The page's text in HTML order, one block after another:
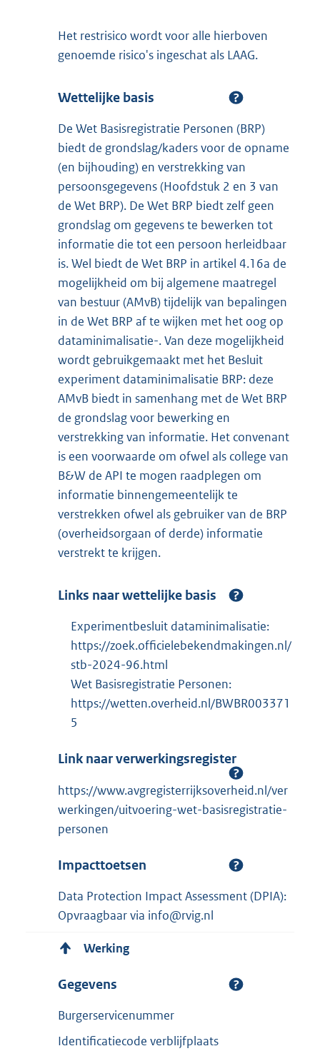
Het restrisico wordt voor alle hierboven
genoemde risico's ingeschat als LAAG.
Wettelijke basis
De Wet Basisregistratie Personen (BRP)
biedt de grondslag/kaders voor de opname
(en bijhouding) en verstrekking van
persoonsgegevens (Hoofdstuk 2 en 3 van
de Wet BRP). De Wet BRP biedt zelf geen
grondslag om gegevens te bewerken tot
informatie die tot een persoon herleidbaar
is. Wel biedt de Wet BRP in artikel 4.16a de
mogelijkheid om bij algemene maatregel
van bestuur (AMvB) tijdelijk van bepalingen
in de Wet BRP af te wijken met het oog op
dataminimalisatie-. Van deze mogelijkheid
wordt gebruikgemaakt met het Besluit
experiment dataminimalisatie BRP: deze
AMvB biedt in samenhang met de Wet BRP
de grondslag voor bewerking en
verstrekking van informatie. Het convenant
is een voorwaarde om ofwel als college van
B&W de API te mogen raadplegen om
informatie binnengemeentelijk te
verstrekken ofwel als gebruiker van de BRP
(overheidsorgaan of derde) informatie
verstrekt te krijgen.
Links naar wettelijke basis
Experimentbesluit dataminimalisatie:
https://zoek.officielebekendmakingen.nl/
stb-2024-96.html
Wet Basisregistratie Personen:
https://wetten.overheid.nl/BWBR003371
5
Link naar verwerkingsregister
https://www.avgregisterrijksoverheid.nl/ver
werkingen/uitvoering-wet-basisregistratie-
personen
Impacttoetsen
Data Protection Impact Assessment (DPIA):
Opvraagbaar via info@rvig.nl
Werking
Gegevens
Burgerservicenummer
Identificatiecode verblijfplaats